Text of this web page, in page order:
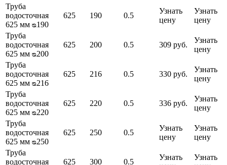
Труба
водосточная
625 мм ᴓ190
625 190 0.5
Узнать
цену
Узнать
цену
Труба
водосточная
625 мм ᴓ200
625 200 0.5 309 руб.
Узнать
цену
Труба
водосточная
625 мм ᴓ216
625 216 0.5 330 руб.
Узнать
цену
Труба
водосточная
625 мм ᴓ220
625 220 0.5 336 руб.
Узнать
цену
Труба
водосточная
625 мм ᴓ250
625 250 0.5
Узнать
цену
Узнать
цену
Труба
водосточная
625 300 0.5
Узнать
Узнать